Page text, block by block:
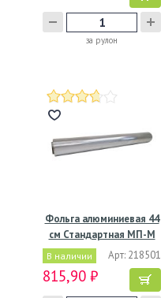
за рулон
Фольга алюминиевая 44
см Стандартная МП-М
10…
В наличии Арт: 218501
815,90 ₽